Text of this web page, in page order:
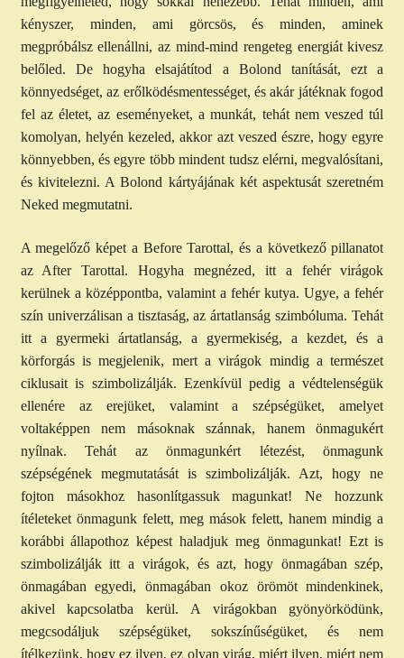
kényszer, minden, ami görcsös, és minden, aminek
megpróbálsz ellenállni, az mind-mind rengeteg energiát kivesz
belőled. De hogyha elsajátítod a Bolond tanítását, ezt a
könnyedséget, az erőlködésmentességet, és akár játéknak fogod
fel az életet, az eseményeket, a munkát, tehát nem veszed túl
komolyan, helyén kezeled, akkor azt veszed észre, hogy egyre
könnyebben, és egyre több mindent tudsz elérni, megvalósítani,
és kivitelezni. A Bolond kártyájának két aspektusát szeretném
Neked megmutatni.
A megelőző képet a Before Tarottal, és a következő pillanatot
az After Tarottal. Hogyha megnézed, itt a fehér virágok
kerülnek a középpontba, valamint a fehér kutya. Ugye, a fehér
szín univerzálisan a tisztaság, az ártatlanság szimbóluma. Tehát
itt a gyermeki ártatlanság, a gyermekiség, a kezdet, és a
körforgás is megjelenik, mert a virágok mindig a természet
ciklusait is szimbolizálják. Ezenkívül pedig a védtelenségük
ellenére az erejüket, valamint a szépségüket, amelyet
voltaképpen nem másoknak szánnak, hanem önmagukért
nyílnak. Tehát az önmagunkért létezést, önmagunk
szépségének megmutatását is szimbolizálják. Azt, hogy ne
fojton másokhoz hasonlítgassuk magunkat! Ne hozzunk
ítéleteket önmagunk felett, meg mások felett, hanem mindig a
korábbi állapothoz képest haladjuk meg önmagunkat! Ezt is
szimbolizálják itt a virágok, és azt, hogy önmagában szép,
önmagában egyedi, önmagában okoz örömöt mindenkinek,
akivel kapcsolatba kerül. A virágokban gyönyörködünk,
megcsodáljuk szépségüket, sokszínűségüket, és nem
ítélkezünk, hogy ez ilyen, ez olyan virág, miért ilyen, miért nem